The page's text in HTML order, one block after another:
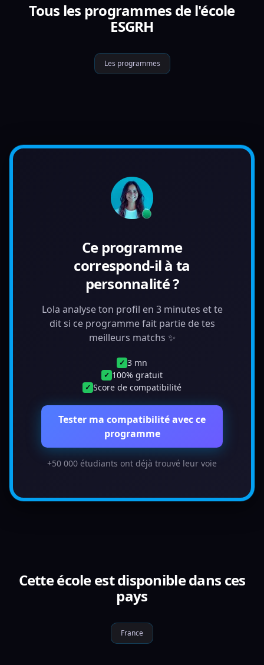
Tous les programmes de l'école
ESGRH
Les programmes
Ce programme
correspond-il à ta
personnalité ?
Lola analyse ton profil en 3 minutes et te
dit si ce programme fait partie de tes
meilleurs matchs ✨
✓ 3 mn
✓ 100% gratuit
✓ Score de compatibilité
Tester ma compatibilité avec ce
programme
+50 000 étudiants ont déjà trouvé leur voie
Cette école est disponible dans ces
pays
France